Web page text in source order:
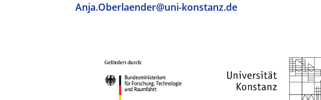
Anja.Oberlaender@uni-konstanz.de